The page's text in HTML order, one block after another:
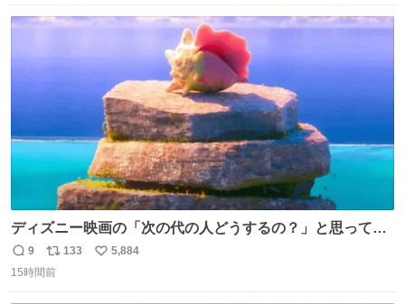
ト
ディズニー映画の「次の代の人どうするの？」と思ってし
まうもの
返
信
9
リ
ポ
133
い
5,884
15時間前